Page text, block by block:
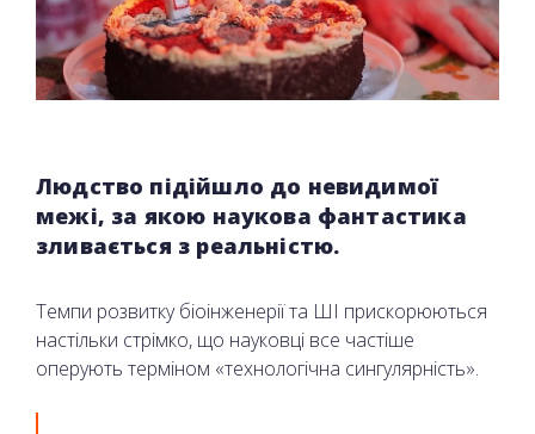
Людство підійшло до невидимої
межі, за якою наукова фантастика
зливається з реальністю.
Темпи розвитку біоінженерії та ШІ прискорюються
настільки стрімко, що науковці все частіше
оперують терміном «технологічна сингулярність».